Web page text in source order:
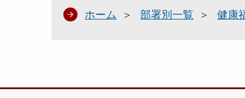
ホーム 部署別一覧 健康